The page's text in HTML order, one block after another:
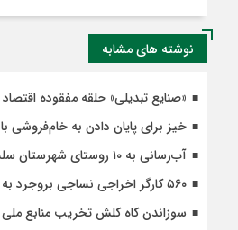
نوشته های مشابه
«صنایع تبدیلی» حلقه‌ مفقوده
خیز برای پایان دادن به خام‌فروشی
آب‌رسانی به ۱۰ روستای شهرستان سلسله توسط سپاه
۵۶۰ کارگر اخراجی نساجی بروجرد به کار بازگشتند
سوزاندن کاه کلش تخریب منابع